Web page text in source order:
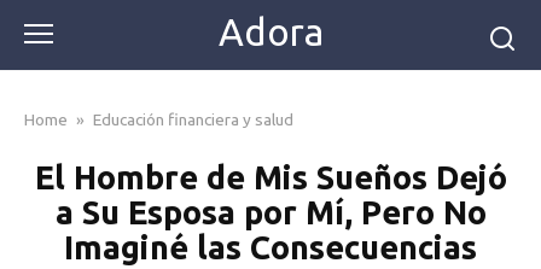
content
Adora
Home » Educación financiera y salud
El Hombre de Mis Sueños Dejó
a Su Esposa por Mí, Pero No
Imaginé las Consecuencias